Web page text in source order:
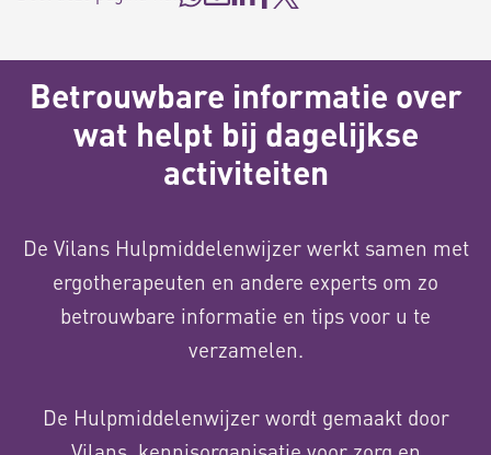
Betrouwbare informatie over
wat helpt bij dagelijkse
activiteiten
De Vilans Hulpmiddelenwijzer werkt samen met
ergotherapeuten en andere experts om zo
betrouwbare informatie en tips voor u te
verzamelen.
De Hulpmiddelenwijzer wordt gemaakt door